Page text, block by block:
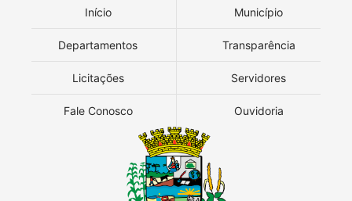
Início Município
Departamentos Transparência
Licitações Servidores
Fale Conosco Ouvidoria